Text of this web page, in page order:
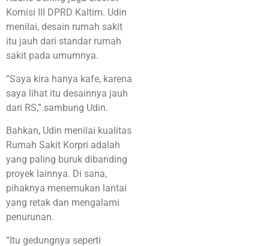
Komisi III DPRD Kaltim. Udin
menilai, desain rumah sakit
itu jauh dari standar rumah
sakit pada umumnya.
“Saya kira hanya kafe, karena
saya lihat itu desainnya jauh
dari RS,” sambung Udin.
Bahkan, Udin menilai kualitas
Rumah Sakit Korpri adalah
yang paling buruk dibanding
proyek lainnya. Di sana,
pihaknya menemukan lantai
yang retak dan mengalami
penurunan.
“Itu gedungnya seperti